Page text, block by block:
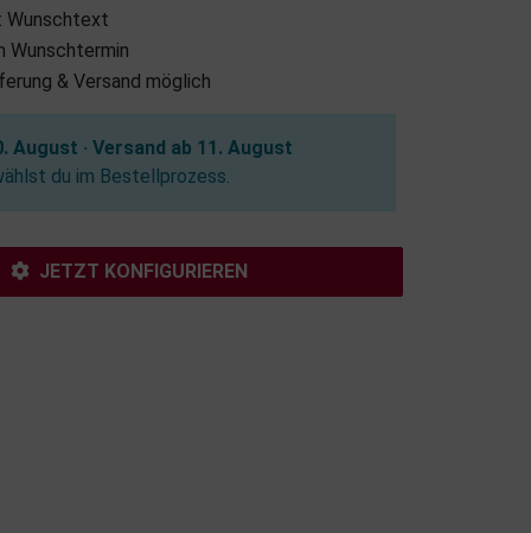
Wunschtext
Wunschtermin
& Versand möglich
August · Versand ab 11. August
du im Bestellprozess.
JETZT KONFIGURIEREN